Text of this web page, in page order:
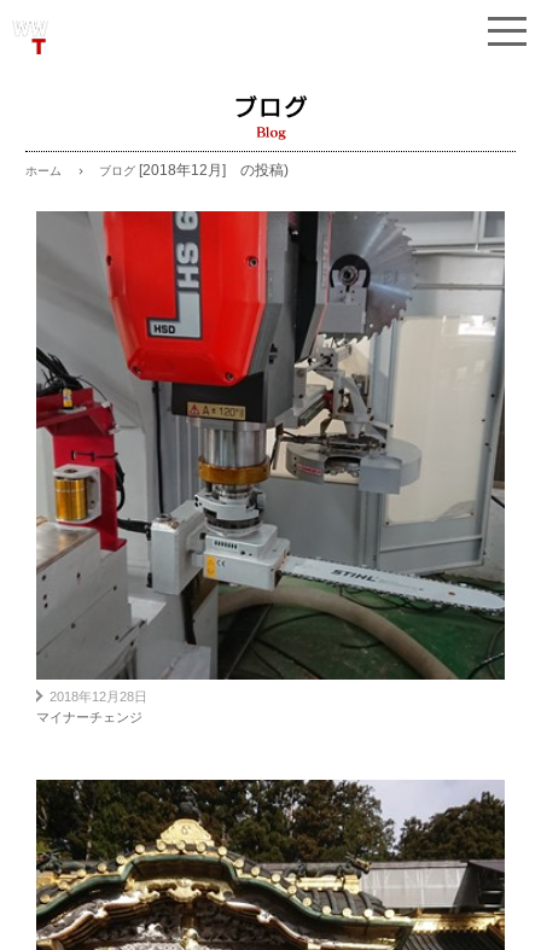
ホーム ブログ [2018年12月] の投稿)
2018年12月28日
マイナーチェンジ